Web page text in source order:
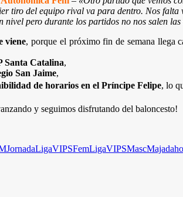
tiro del equipo rival va para dentro. Nos
nivel pero durante los partidos no nos salen las
viene, porque el próximo fin de semana llega
Santa Catalina,
San Jaime,
de horarios en el Príncipe Felipe, lo
y seguimos disfrutando del baloncesto!
JornadaLigaVIPSFemLigaVIPSMasc